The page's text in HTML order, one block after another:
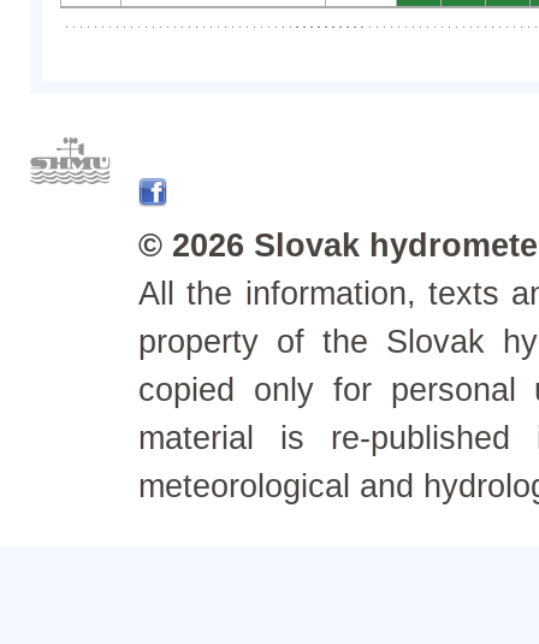
© 2026 Slovak
All the information, texts
property of the Slovak
copied only for personal
material is re-
meteorological and